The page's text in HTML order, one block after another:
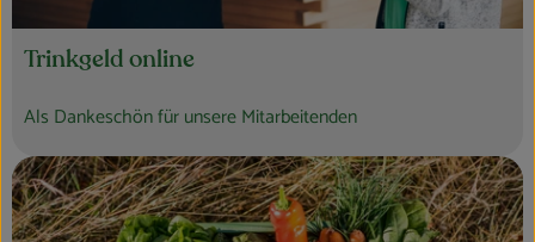
Trinkgeld online
Als Dankeschön für unsere Mitarbeitenden